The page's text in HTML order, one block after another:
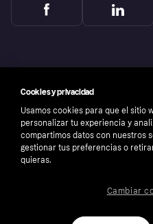
Copyright © 2005-2026 Klarna Bank AB
los derechos reservados. Klarna Bank AB
Cookies y privacidad
Usamos cookies para que el sitio
personalizar tu experiencia y
compartimos datos con nuestros
gestionar tus preferencias o
quieras.
Cambiar